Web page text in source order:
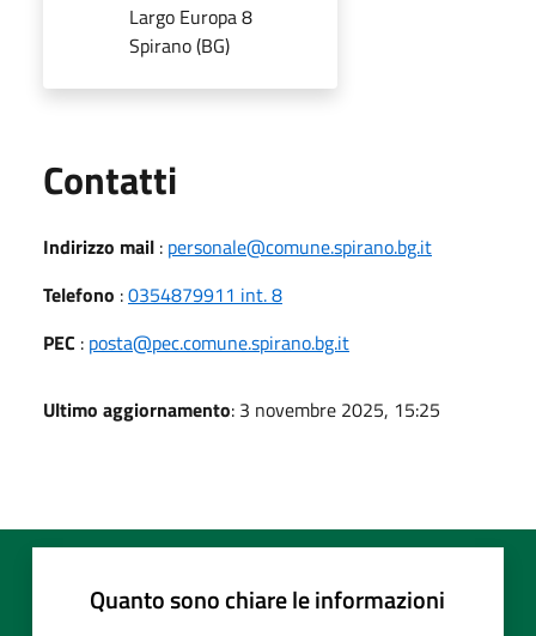
Largo Europa 8
Spirano (BG)
Contatti
Indirizzo mail : personale@comune.spirano.bg.it
Telefono :0354879911 int. 8
PEC : posta@pec.comune.spirano.bg.it
Ultimo aggiornamento: 3 novembre 2025, 15:25
Quanto sono chiare le informazioni